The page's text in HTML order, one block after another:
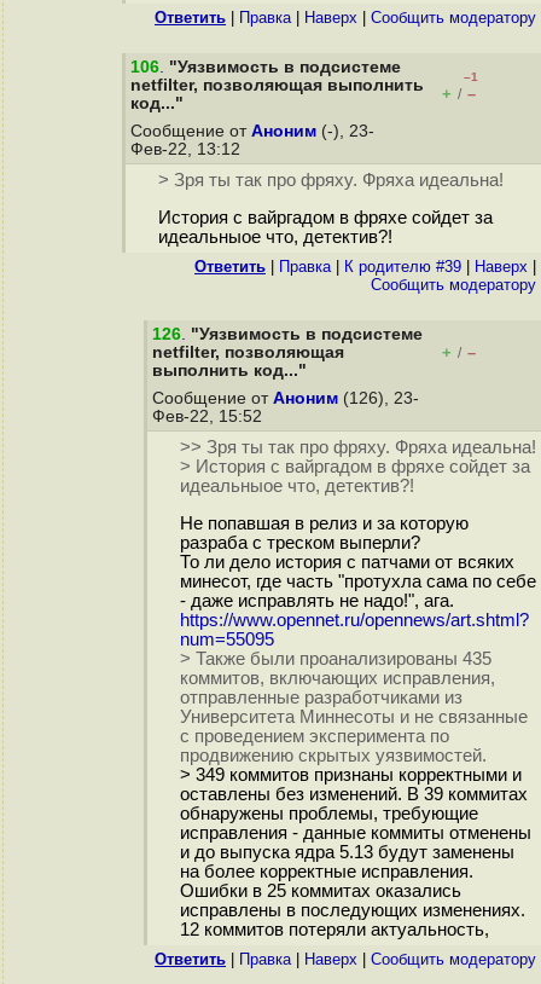
Ответить Правка| Наверх Cообщить модератору
106. "Уязвимость в подсистеме
netfilter, позволяющая выполнить
код..."
–1
+ / –
Сообщение от Аноним (-), 23-
Фев-22, 13:12
> Зря ты так про фряху. Фряха идеальна!
История с вайргадом в фряхе сойдет за
идеальныое что, детектив?!
Ответить Правка| К родителю #39 Наверх
Cообщить модератору
126. "Уязвимость в подсистеме
netfilter, позволяющая
выполнить код..."
+ / –
Сообщение от Аноним (126), 23-
Фев-22, 15:52
>> Зря ты так про фряху. Фряха идеальна!
> История с вайргадом в фряхе сойдет за
идеальныое что, детектив?!
Не попавшая в релиз и за которую
разраба с треском выперли?
То ли дело история с патчами от всяких
минесот, где часть "протухла сама по себе
- даже исправлять не надо!", ага.
https://www.opennet.ru/opennews/art.shtml?
num=55095
> Также были проанализированы 435
коммитов, включающих исправления,
отправленные разработчиками из
Университета Миннесоты и не связанные
с проведением эксперимента по
продвижению скрытых уязвимостей.
> 349 коммитов признаны корректными и
оставлены без изменений. В 39 коммитах
обнаружены проблемы, требующие
исправления - данные коммиты отменены
и до выпуска ядра 5.13 будут заменены
на более корректные исправления.
Ошибки в 25 коммитах оказались
исправлены в последующих изменениях.
12 коммитов потеряли актуальность,
Ответить Правка| Наверх Cообщить модератору